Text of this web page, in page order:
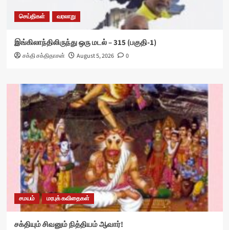
செய்திகள் வரலாறு
இங்கிலாந்திலிருந்து ஒரு மடல் – 315 (பகுதி-1)
சக்தி சக்திதாசன் August 5, 2026 0
சமயம் மரபுக் கவிதைகள்
சக்தியும் சிவனும் நித்தியம் ஆவார்!